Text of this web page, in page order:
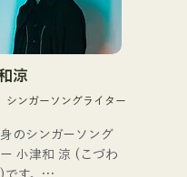
年12月1日に3rd
戦夜』をリリース。
え、卒論と並行し
全国ツアー「せいの
ファイナルは2月
元長崎で、大学の
ンドと主催イベント
催した。
徴であり、独特な
サウンドを作り出
。
ラジオ ホークス中継
れた。
ハウスとTuneCore
涼
シンガーソングライター
のシンガーソング
小津和 涼 (こづわ
す。